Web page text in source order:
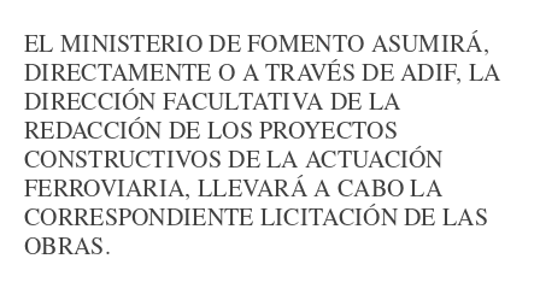
EL MINISTERIO DE FOMENTO ASUMIRÁ,
DIRECTAMENTE O A TRAVÉS DE ADIF, LA
DIRECCIÓN FACULTATIVA DE LA
REDACCIÓN DE LOS PROYECTOS
CONSTRUCTIVOS DE LA ACTUACIÓN
FERROVIARIA, LLEVARÁ A CABO LA
CORRESPONDIENTE LICITACIÓN DE LAS
OBRAS.